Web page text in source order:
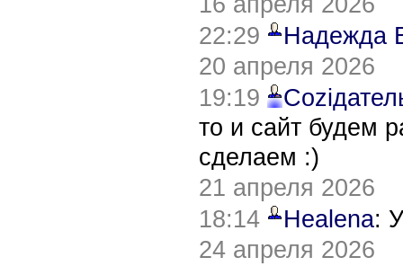
22:29
Надежда
20 апреля 2026
19:19
то и сайт будем
сделаем :)
21 апреля 2026
18:14
Healena:
24 апреля 2026